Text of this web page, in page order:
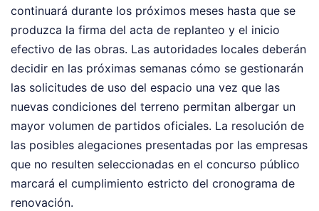
continuará durante los próximos meses hasta que se
produzca la firma del acta de replanteo y el inicio
efectivo de las obras. Las autoridades locales deberán
decidir en las próximas semanas cómo se gestionarán
las solicitudes de uso del espacio una vez que las
nuevas condiciones del terreno permitan albergar un
mayor volumen de partidos oficiales. La resolución de
las posibles alegaciones presentadas por las empresas
que no resulten seleccionadas en el concurso público
marcará el cumplimiento estricto del cronograma de
renovación.